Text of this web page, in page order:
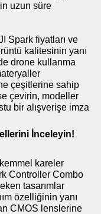
uzun süre
Spark fiyatları ve
kalitesinin yanı
drone kullanma
çeşitlerine sahip
çevirin, modeller
bir alışverişe imza
İnceleyin!
kareler
Controller Combo
tasarımlar
özelliğinin yanı
CMOS lenslerine